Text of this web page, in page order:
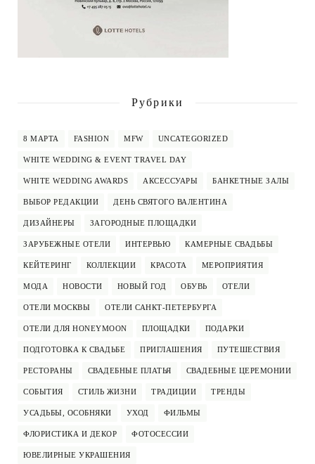
Рубрики
8 МАРТА FASHION MFW UNCATEGORIZED
WHITE WEDDING & EVENT TRAVEL DAY
WHITE WEDDING AWARDS АКСЕССУАРЫ БАНКЕТНЫЕ ЗАЛЫ
ВЫБОР РЕДАКЦИИ ДЕНЬ СВЯТОГО ВАЛЕНТИНА
ДИЗАЙНЕРЫ ЗАГОРОДНЫЕ ПЛОЩАДКИ
ЗАРУБЕЖНЫЕ ОТЕЛИ ИНТЕРВЬЮ КАМЕРНЫЕ СВАДЬБЫ
КЕЙТЕРИНГ КОЛЛЕКЦИИ КРАСОТА МЕРОПРИЯТИЯ
МОДА НОВОСТИ НОВЫЙ ГОД ОБУВЬ ОТЕЛИ
ОТЕЛИ МОСКВЫ ОТЕЛИ САНКТ-ПЕТЕРБУРГА
ОТЕЛИ ДЛЯ HONEYMOON ПЛОЩАДКИ ПОДАРКИ
ПОДГОТОВКА К СВАДЬБЕ ПРИГЛАШЕНИЯ ПУТЕШЕСТВИЯ
РЕСТОРАНЫ СВАДЕБНЫЕ ПЛАТЬЯ СВАДЕБНЫЕ ЦЕРЕМОНИИ
СОБЫТИЯ СТИЛЬ ЖИЗНИ ТРАДИЦИИ ТРЕНДЫ
УСАДЬБЫ, ОСОБНЯКИ УХОД ФИЛЬМЫ
ФЛОРИСТИКА И ДЕКОР ФОТОСЕССИИ
ЮВЕЛИРНЫЕ УКРАШЕНИЯ